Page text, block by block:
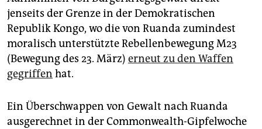
jenseits der Grenze in der Demokratischen
Republik Kongo, wo die von Ruanda zumindest
moralisch unterstützte Rebellenbewegung M23
(Bewegung des 23. März) erneut zu den Waffen
gegriffen hat.
Ein Überschwappen von Gewalt nach Ruanda
ausgerechnet in der Commonwealth-Gipfelwoche